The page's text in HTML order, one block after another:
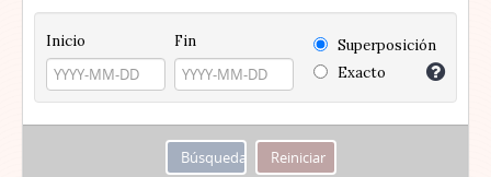
Inicio Fin
Superposición
Exacto